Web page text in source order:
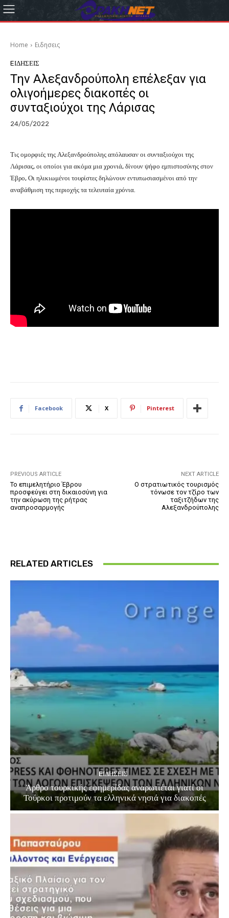
Home Eιδησεις
EΙΔΗΣΕΙΣ
Την Αλεξανδρούπολη επέλεξαν για
ολιγοήμερες διακοπές οι
συνταξιούχοι της Λάρισας
24/05/2022
Τις ομορφιές της Αλεξανδρούπολης απόλαυσαν οι συνταξιούχοι της
Λάρισας, οι οποίοι για ακόμα μια χρονιά, δίνουν ψήφο εμπιστοσύνης στον
Έβρο, Οι ηλικιωμένοι τουρίστες δηλώνουν εντυπωσιασμένοι από την
αναβάθμιση της περιοχής τα τελευταία χρόνια.
Facebook X Pinterest
PREVIOUS ARTICLE
Το επιμελητήριο Έβρου
προσφεύγει στη δικαιοσύνη για
την ακύρωση της ρήτρας
αναπροσαρμογής
NEXT ARTICLE
Ο στρατιωτικός τουρισμός
τόνωσε τον τζίρο των
ταξιτζήδων της
Αλεξανδρούπολης
RELATED ARTICLES
EΙΔΗΣΕΙΣ
Άρθρο τουρκικής εφημερίδας αναρωτιέται γιατί οι
Τούρκοι προτιμούν τα ελληνικά νησιά για διακοπές